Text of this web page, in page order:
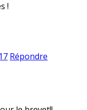
!
Répondre